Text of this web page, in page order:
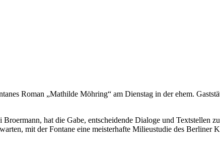
Roman „Mathilde Möhring“ am Dienstag in der ehem.
hat die Gabe, entscheidende Dialoge und Textstellen
mit der Fontane eine meisterhafte Milieustudie des Berliner